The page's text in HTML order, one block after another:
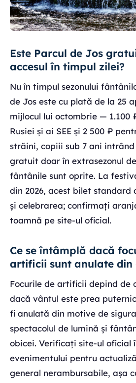
Este Parcul de Jos
accesul în timpul zilei?
Nu în timpul sezonului
de Jos este cu plată de la 25
mijlocul lui octombrie — 1.100
Rusiei și ai SEE și 2 500 ₽
străini, copiii sub 7 ani
gratuit doar în extrasezonul
fântânile sunt oprite. La
din 2026, acest bilet standard
și celebrarea; confirmați
toamnă pe site-ul oficial.
Ce se întâmplă dacă
artificii sunt anulate din
Focurile de artificii depind de
dacă vântul este prea
fi anulată din motive de
spectacolul de lumină și
obicei. Verificați site-ul oficial
evenimentului pentru
general nerambursabile, așa